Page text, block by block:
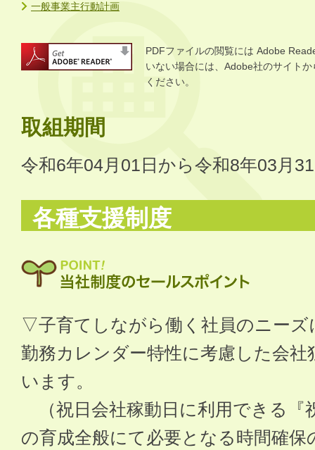
一般事業主行動計画
PDFファイルの閲覧には Adobe
いない場合には、Adobe社のサイト
ください。
取組期間
令和6年04月01日から令和8年03月
各種支援制度
▽子育てしながら働く社員のニー
勤務カレンダー特性に考慮した会
います。
（祝日会社稼動日に利用できる『
の育成全般にて必要となる時間確